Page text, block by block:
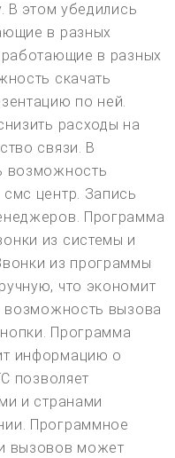
В этом убедились
в разных
в разных
скачать
по ней.
расходы на
связи. В
возможность
центр. Запись
Программа
из системы и
из программы
что экономит
возможность вызова
Программа
информацию о
позволяет
и странами
Программное
вызовов может